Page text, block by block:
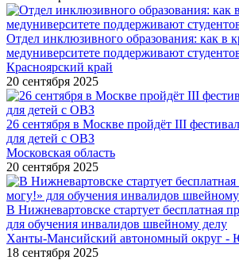
Отдел инклюзивного образования: как в
медуниверситете поддерживают
Красноярский край
20 сентября 2025
26 сентября в Москве пройдёт III
для детей с ОВЗ
Московская область
20 сентября 2025
В Нижневартовске стартует бесплатная
для обучения инвалидов швейному делу
Ханты-Мансийский автономный округ -
18 сентября 2025